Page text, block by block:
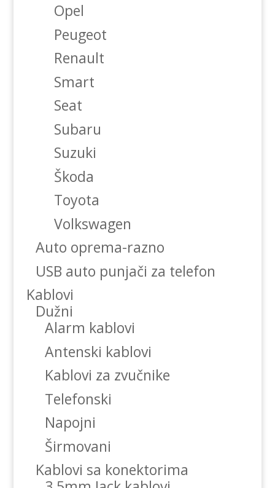
Opel
Peugeot
Renault
Smart
Seat
Subaru
Suzuki
Škoda
Toyota
Volkswagen
Auto oprema-razno
USB auto punjači za telefon
Kablovi
Dužni
Alarm kablovi
Antenski kablovi
Kablovi za zvučnike
Telefonski
Napojni
Širmovani
Kablovi sa konektorima